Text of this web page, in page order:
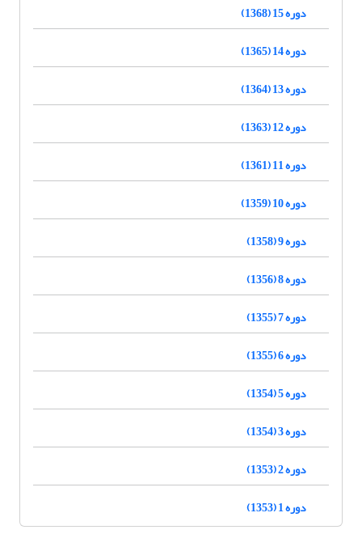
دوره 15 (1368)
دوره 14 (1365)
دوره 13 (1364)
دوره 12 (1363)
دوره 11 (1361)
دوره 10 (1359)
دوره 9 (1358)
دوره 8 (1356)
دوره 7 (1355)
دوره 6 (1355)
دوره 5 (1354)
دوره 3 (1354)
دوره 2 (1353)
دوره 1 (1353)